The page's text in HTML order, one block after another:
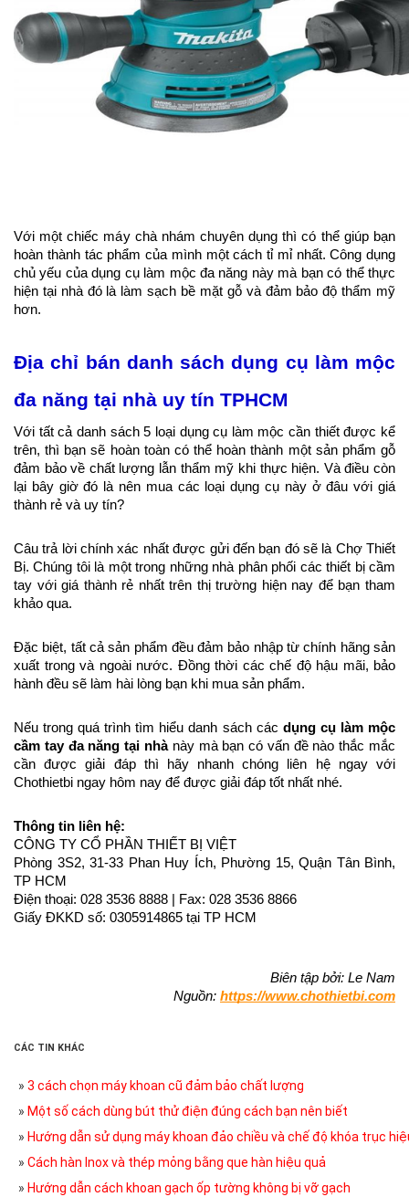
Với một chiếc máy chà nhám chuyên dụng thì có thể giúp bạn
hoàn thành tác phẩm của mình một cách tỉ mỉ nhất. Công dụng
chủ yếu của dụng cụ làm mộc đa năng này mà bạn có thể thực
hiện tại nhà đó là làm sạch bề mặt gỗ và đảm bảo độ thẩm mỹ
hơn.
Địa chỉ bán danh sách dụng cụ làm mộc
đa năng tại nhà uy tín TPHCM
Với tất cả danh sách 5 loại dụng cụ làm mộc cần thiết được kể
trên, thì bạn sẽ hoàn toàn có thể hoàn thành một sản phẩm gỗ
đảm bảo về chất lượng lẫn thẩm mỹ khi thực hiện. Và điều còn
lại bây giờ đó là nên mua các loại dụng cụ này ở đâu với giá
thành rẻ và uy tín?
Câu trả lời chính xác nhất được gửi đến bạn đó sẽ là Chợ Thiết
Bị. Chúng tôi là một trong những nhà phân phối các thiết bị cầm
tay với giá thành rẻ nhất trên thị trường hiện nay để bạn tham
khảo qua.
Đặc biệt, tất cả sản phẩm đều đảm bảo nhập từ chính hãng sản
xuất trong và ngoài nước. Đồng thời các chế độ hậu mãi, bảo
hành đều sẽ làm hài lòng bạn khi mua sản phẩm.
Nếu trong quá trình tìm hiểu danh sách các dụng cụ làm mộc
cầm tay đa năng tại nhà này mà bạn có vấn đề nào thắc mắc
cần được giải đáp thì hãy nhanh chóng liên hệ ngay với
Chothietbi ngay hôm nay để được giải đáp tốt nhất nhé.
Thông tin liên hệ:
CÔNG TY CỔ PHẦN THIẾT BỊ VIỆT
Phòng 3S2, 31-33 Phan Huy Ích, Phường 15, Quận Tân Bình,
TP HCM
Điện thoại: 028 3536 8888 | Fax: 028 3536 8866
Giấy ĐKKD số: 0305914865 tại TP HCM
Biên tập bởi: Le Nam
Nguồn: https://www.chothietbi.com
CÁC TIN KHÁC
» 3 cách chọn máy khoan cũ đảm bảo chất lượng
» Một số cách dùng bút thử điện đúng cách bạn nên biết
» Hướng dẫn sử dụng máy khoan đảo chiều và chế độ khóa trục
» Cách hàn Inox và thép mỏng bằng que hàn hiệu quả
» Hướng dẫn cách khoan gạch ốp tường không bị vỡ gạch